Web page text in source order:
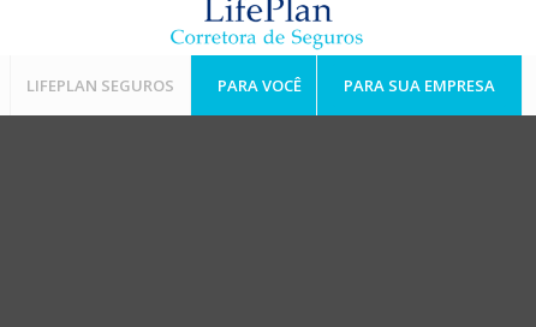
LIFEPLAN SEGUROS PARA VOCÊ PARA SUA EMPRESA